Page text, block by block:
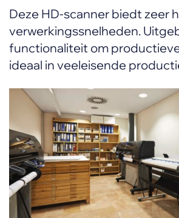
Deze HD-scanner biedt zeer
verwerkingssnelheden.
functionaliteit om
ideaal in veeleisende